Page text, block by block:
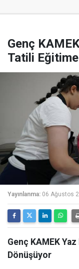
Genç
Tatili
Yayınlanma: 06 Ağustos
Genç KAMEK
Dönüşüyor